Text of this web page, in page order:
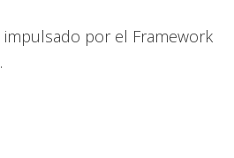
por el Framework